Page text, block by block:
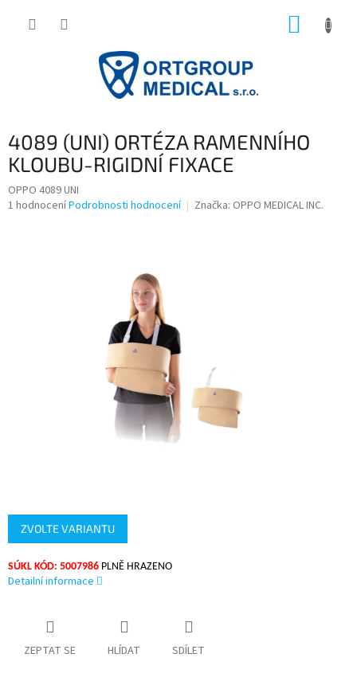
4089 (UNI) ORTÉZA RAMENNÍHO
KLOUBU-RIGIDNÍ FIXACE
OPPO 4089 UNI
Průměrné
1 hodnoceníPodrobnosti hodnocení Značka: OPPO MEDICAL INC.
ZVOLTE VARIANTU
SÚKL KÓD: 5007986 PLNĚ HRAZENO
Detailní informace
ZEPTAT SE HLÍDAT SDÍLET